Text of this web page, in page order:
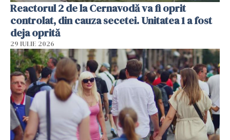
Reactorul 2 de la Cernavodă va fi oprit
controlat, din cauza secetei. Unitatea 1 a fost
deja oprită
29 IULIE 2026